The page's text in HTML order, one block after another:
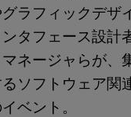
ラフィックデザ
タフェース設計
マネージャらが、
ソフトウェア関
ベント。